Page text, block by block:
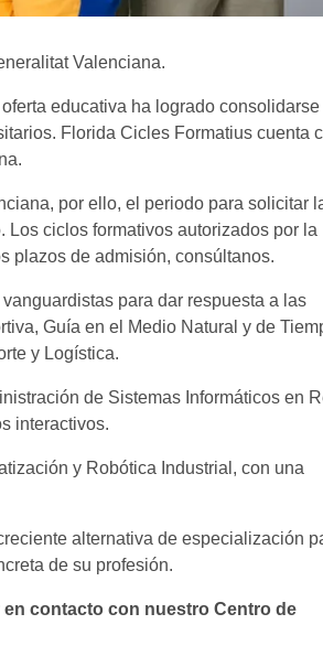
Valenciana.
educativa ha logrado
Florida Cicles Formatius cuenta
por ello, el periodo para solicitar
Los ciclos formativos autorizados por la
plazos de admisión, consúltanos.
para dar respuesta a las
Guía en el Medio Natural y de
y Logística.
de Sistemas Informáticos en
interactivos.
y Robótica Industrial, con una
alternativa de especialización
de su profesión.
contacto con nuestro Centro de